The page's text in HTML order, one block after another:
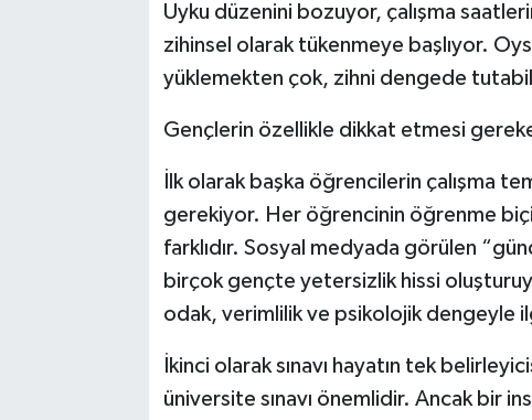
Uyku düzenini bozuyor, çalışma
zihinsel olarak tükenmeye başlıyor.
yüklemekten çok, zihni dengede
Gençlerin özellikle dikkat etmesi
İlk olarak başka öğrencilerin çalışma
gerekiyor. Her öğrencinin öğrenme
farklıdır. Sosyal medyada görülen
birçok gençte yetersizlik hissi
odak, verimlilik ve psikolojik dengeyle
İkinci olarak sınavı hayatın tek
üniversite sınavı önemlidir. Ancak bir